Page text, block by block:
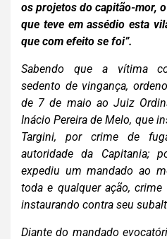
os projetos do capitão-mor, o
que teve em assédio esta
que com efeito se foi”.
Sabendo que a vítima
sedento devingança,
de 7 de maio ao Juiz
Inácio Pereira de Melo, que
Targini, por crime de
autoridade da Capitania;
expediu um mandado ao
toda e qualquer ação,
instaurando contra seu
Diante do mandado